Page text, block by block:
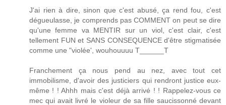
J'ai rien à dire, sinon que c'est abusé, ça rend fou, c'est
dégueulasse, je comprends pas COMMENT on peut se dire
qu'une femme va MENTIR sur un viol, c'est clair, c'est
tellement FUN et SANS CONSEQUENCE d'être stigmatisée
comme une "violée', wouhouuuu T______T
Franchement ça nous pend au nez, avec tout cet
immobilisme, d'avoir des justiciers qui rendront justice eux-
même ! ! Ahhh mais c'est déjà arrivé ! ! Rappelez-vous ce
mec qui avait livré le violeur de sa fille saucissonné devant